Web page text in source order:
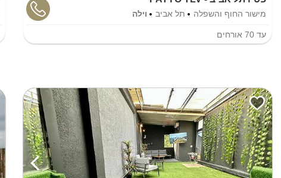
מישור החוף והשפלה תל אביב וילה
עד 70 אורחים